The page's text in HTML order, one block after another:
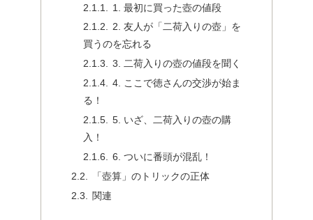
1. 最初に買った壺の値段
2. 友人が「二荷入りの壺」を
買うのを忘れる
3. 二荷入りの壺の値段を聞く
4. ここで徳さんの交渉が始ま
る！
5. いざ、二荷入りの壺の購
入！
6. ついに番頭が混乱！
「壺算」のトリックの正体
関連